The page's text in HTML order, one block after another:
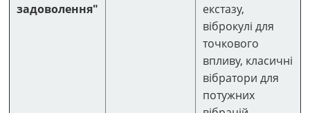
задоволення"
екстазу,
віброкулі для
точкового
впливу, класичні
вібратори для
потужних